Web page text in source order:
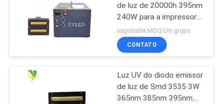
de luz de 20000h 395nm
240W para a impressora
a jato de tinta Machine
negotiable MOQ:Um grupo
CONTATO
Luz UV do diodo emissor
de luz de Smd 3535 3W
365nm 385nm 395nm